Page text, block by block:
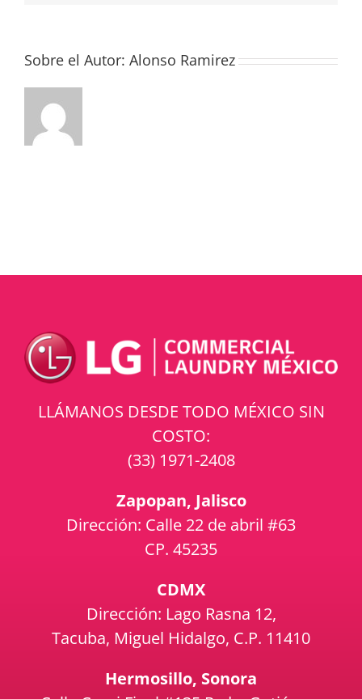
Sobre el Autor: Alonso Ramirez
LLÁMANOS DESDE TODO MÉXICO SIN
COSTO:
(33) 1971-2408
Zapopan, Jalisco
Dirección: Calle 22 de abril #63
CP. 45235
CDMX
Dirección: Lago Rasna 12,
Tacuba, Miguel Hidalgo, C.P. 11410
Hermosillo, Sonora